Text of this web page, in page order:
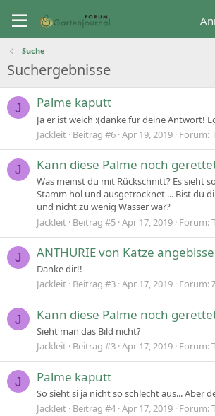
Suche
Suchergebnisse
J Palme kaputt
Ja er ist weich :(danke für deine Antwort!
Jackleit Beitrag #6 Apr 19, 2019 Forum:
J Kann diese Palme noch
Was meinst du mit Rückschnitt? Es sieht
Stamm hol und ausgetrocknet ... Bist du
und nicht zu wenig Wasser war?
Jackleit Beitrag #5 Apr 17, 2019 Forum:
J ANTHURIE von Katze
Danke dir!!
Jackleit Beitrag #3 Apr 17, 2019 Forum:
J Kann diese Palme noch
Sieht man das Bild nicht?
Jackleit Beitrag #3 Apr 17, 2019 Forum:
J Palme kaputt
So sieht si ja nicht so schlecht aus... Aber
Jackleit Beitrag #4 Apr 17, 2019 Forum: